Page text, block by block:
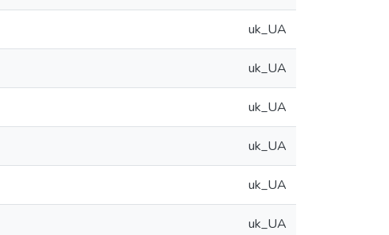
uk_UA
uk_UA
uk_UA
uk_UA
uk_UA
uk_UA